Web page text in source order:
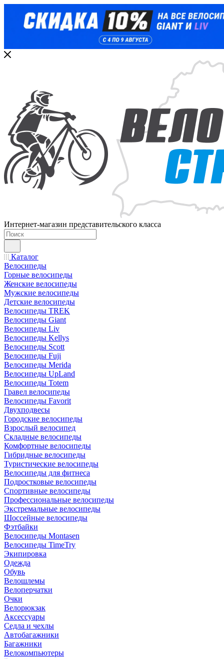
Интернет-магазин представительского класса
Каталог
Велосипеды
Горные велосипеды
Женские велосипеды
Мужские велосипеды
Детские велосипеды
Велосипеды TREK
Велосипеды Giant
Велосипеды Liv
Велосипеды Kellys
Велосипеды Scott
Велосипеды Fuji
Велосипеды Merida
Велосипеды UpLand
Велосипеды Totem
Гравел велосипеды
Велосипеды Favorit
Двухподвесы
Городские велосипеды
Взрослый велосипед
Складные велосипеды
Комфортные велосипеды
Гибридные велосипеды
Туристические велосипеды
Велосипеды для фитнеса
Подростковые велосипеды
Спортивные велосипеды
Профессиональные велосипеды
Экстремальные велосипеды
Шоссейные велосипеды
Фэтбайки
Велосипеды Montasen
Велосипеды TimeTry
Экипировка
Одежда
Обувь
Велошлемы
Велоперчатки
Очки
Велорюкзак
Аксессуары
Седла и чехлы
Автобагажники
Багажники
Велокомпьютеры